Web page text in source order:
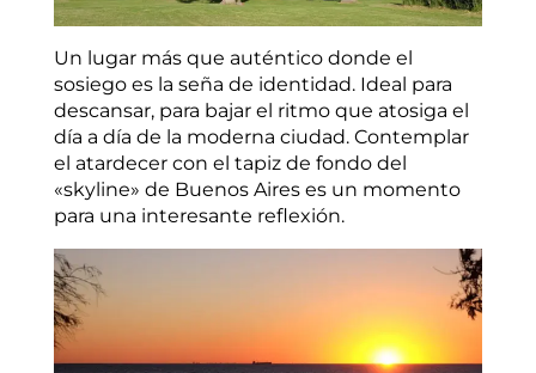
Un lugar más que auténtico donde el
sosiego es la seña de identidad. Ideal para
descansar, para bajar el ritmo que atosiga el
día a día de la moderna ciudad. Contemplar
el atardecer con el tapiz de fondo del
«skyline» de Buenos Aires es un momento
para una interesante reflexión.